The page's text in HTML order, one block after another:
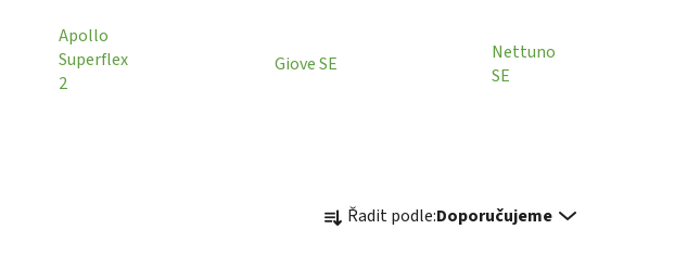
Apollo
Superflex
2
Giove SE
Nettuno
SE
a Řadit podle:Doporučujeme